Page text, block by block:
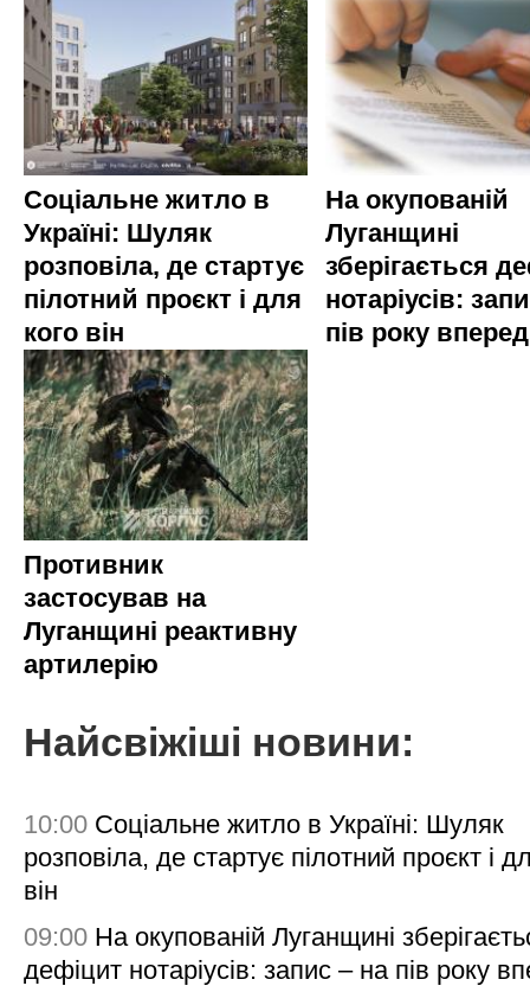
Соціальне житло в
Україні: Шуляк
розповіла, де стартує
пілотний проєкт і для
кого він
На окупованій
Луганщині
зберігається
нотаріусів:
пів року вперед
Противник
застосував на
Луганщині реактивну
артилерію
Найсвіжіші новини:
10:00 Соціальне житло в Україні: Шуляк
розповіла, де стартує пілотний проєкт і
він
09:00 На окупованій Луганщині
дефіцит нотаріусів: запис – на пів року